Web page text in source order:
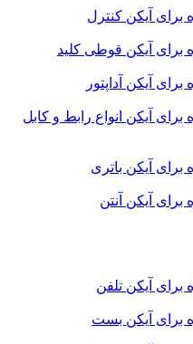
کنترل
قوطی کلید
آداپتور
انواع رابط و کابل
باتری
آنتن
تلفن
بست